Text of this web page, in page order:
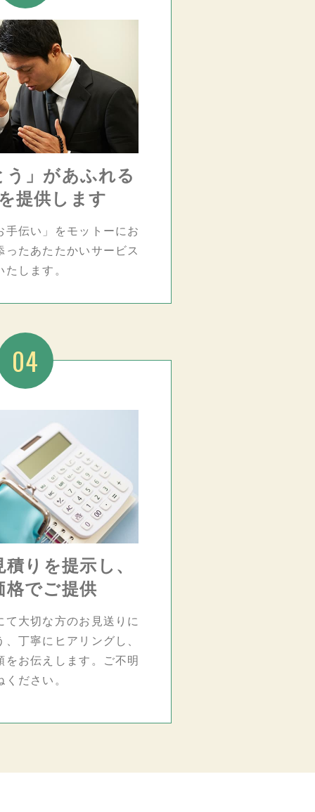
う」があふれる
提供します
手伝い」をモットーにお
ったあたたかいサービス
します。
04
りを提示し、
格でご提供
て大切な方のお見送りに
丁寧にヒアリングし、
をお伝えします。ご不明
ださい。